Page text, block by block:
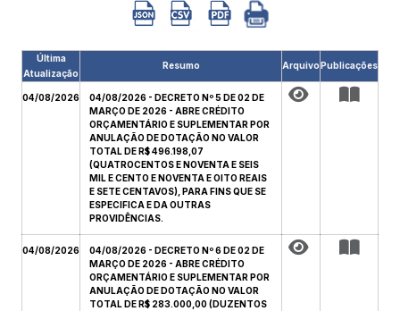
Última
Atualização
Resumo ArquivoPublicações
04/08/2026
04/08/2026 - DECRETO Nº 5 DE 02 DE
MARÇO DE 2026 - ABRE CRÉDITO
ORÇAMENTÁRIO E SUPLEMENTAR POR
ANULAÇÃO DE DOTAÇÃO NO VALOR
TOTAL DE R$ 496.198,07
(QUATROCENTOS E NOVENTA E SEIS
MIL E CENTO E NOVENTA E OITO REAIS
E SETE CENTAVOS), PARA FINS QUE SE
ESPECIFICA E DA OUTRAS
PROVIDÊNCIAS.
04/08/2026
04/08/2026 - DECRETO Nº 6 DE 02 DE
MARÇO DE 2026 - ABRE CRÉDITO
ORÇAMENTÁRIO E SUPLEMENTAR POR
ANULAÇÃO DE DOTAÇÃO NO VALOR
TOTAL DE R$ 283.000,00 (DUZENTOS